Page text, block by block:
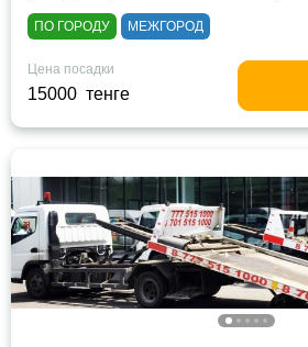
ПО ГОРОДУ МЕЖГОРОД
Цена посадки
15000 тенге